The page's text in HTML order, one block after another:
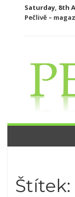
Saturday, 8th
Pečlivě –
Štítek: